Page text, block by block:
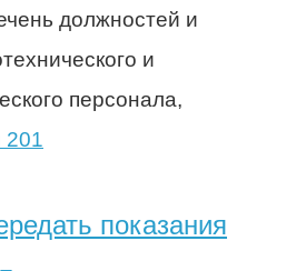
должностей и
и
персонала,
показания